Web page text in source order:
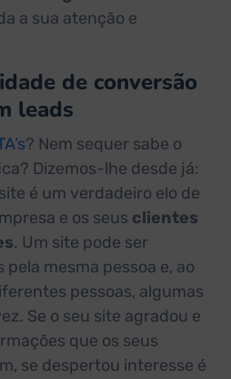
a sua atenção e
de conversão
leads
? Nem sequer sabe o
Dizemos-lhe desde já:
é um verdadeiro elo de
e os seus clientes
. Um site pode ser
mesma pessoa e, ao
pessoas, algumas
Se o seu site agradou e
que os seus
se despertou interesse é